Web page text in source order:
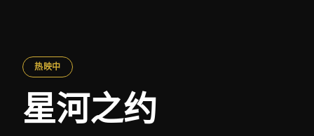
热映中
星河之约